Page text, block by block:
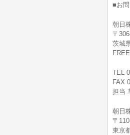
■お
朝日
〒
茨城
TEL
FAX
担当
朝日
〒
東京